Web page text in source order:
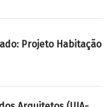
Projeto Habitação